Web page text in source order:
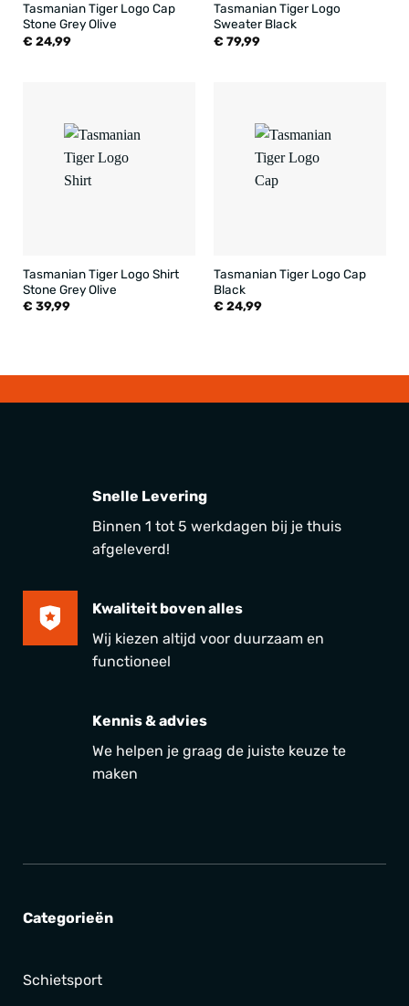
Tasmanian Tiger Logo Cap
Stone Grey Olive
€ 24,99
Tasmanian Tiger Logo
Sweater Black
€ 79,99
Tasmanian Tiger Logo Shirt
Stone Grey Olive
€ 39,99
Tasmanian Tiger Logo Cap
Black
€ 24,99
Snelle Levering
Binnen 1 tot 5 werkdagen bij je thuis
afgeleverd!
Kwaliteit boven alles
Wij kiezen altijd voor duurzaam en
functioneel
Kennis & advies
We helpen je graag de juiste keuze te
maken
Categorieën
Schietsport